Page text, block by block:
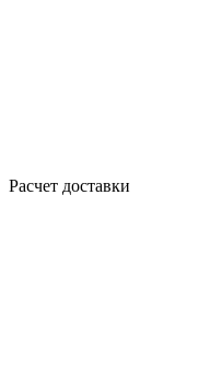
Расчет доставки